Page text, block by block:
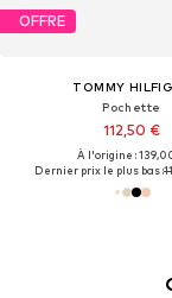
OFFRE
TOMMY
Pochette
112,50 €
À l'origine :
Dernier prix le plus bas :